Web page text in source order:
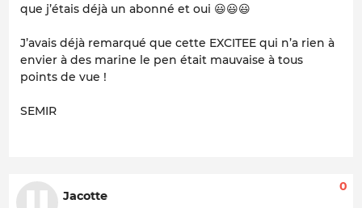
que j’étais déjà un abonné et oui 😃😃😃
J’avais déjà remarqué que cette EXCITEE qui n’a rien à
envier à des marine le pen était mauvaise à tous
points de vue !
SEMIR
Jacotte
0